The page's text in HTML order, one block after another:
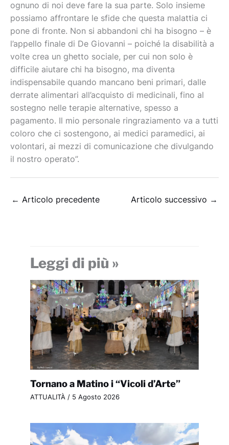
ognuno di noi deve fare la sua parte. Solo insieme
possiamo affrontare le sfide che questa malattia ci
pone di fronte. Non si abbandoni chi ha bisogno – è
l’appello finale di De Giovanni – poiché la disabilità a
volte crea un ghetto sociale, per cui non solo è
difficile aiutare chi ha bisogno, ma diventa
indispensabile quando mancano beni primari, dalle
derrate alimentari all’acquisto di medicinali, fino al
sostegno nelle terapie alternative, spesso a
pagamento. Il mio personale ringraziamento va a tutti
coloro che ci sostengono, ai medici paramedici, ai
volontari, ai mezzi di comunicazione che divulgando
il nostro operato”.
← Articolo precedente Articolo successivo →
Leggi di più »
Tornano a Matino i “Vicoli d’Arte”
ATTUALITÀ/ 5 Agosto 2026